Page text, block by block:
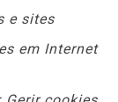
e sites
em Internet